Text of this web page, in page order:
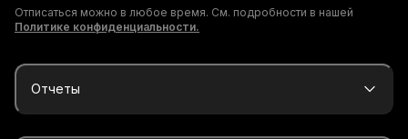
Отписаться можно в любое время. См. подробности в нашей
Политике конфиденциальности.
Отчеты